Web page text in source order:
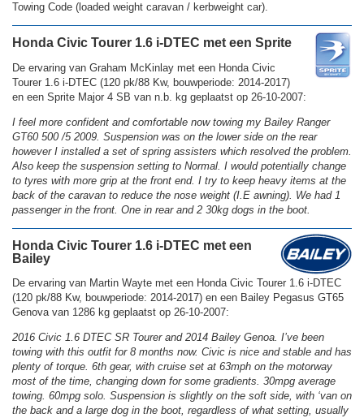
Towing Code (loaded weight caravan / kerbweight car).
Honda Civic Tourer 1.6 i-DTEC met een Sprite
De ervaring van Graham McKinlay met een Honda Civic
Tourer 1.6 i-DTEC (120 pk/88 Kw, bouwperiode: 2014-2017)
en een Sprite Major 4 SB van n.b. kg geplaatst op 26-10-2007:
I feel more confident and comfortable now towing my Bailey Ranger
GT60 500 /5 2009. Suspension was on the lower side on the rear
however I installed a set of spring assisters which resolved the problem.
Also keep the suspension setting to Normal. I would potentially change
to tyres with more grip at the front end. I try to keep heavy items at the
back of the caravan to reduce the nose weight (I.E awning). We had 1
passenger in the front. One in rear and 2 30kg dogs in the boot.
Honda Civic Tourer 1.6 i-DTEC met een
Bailey
De ervaring van Martin Wayte met een Honda Civic Tourer 1.6 i-DTEC
(120 pk/88 Kw, bouwperiode: 2014-2017) en een Bailey Pegasus GT65
Genova van 1286 kg geplaatst op 26-10-2007:
2016 Civic 1.6 DTEC SR Tourer and 2014 Bailey Genoa. I’ve been
towing with this outfit for 8 months now. Civic is nice and stable and has
plenty of torque. 6th gear, with cruise set at 63mph on the motorway
most of the time, changing down for some gradients. 30mpg average
towing. 60mpg solo. Suspension is slightly on the soft side, with ‘van on
the back and a large dog in the boot, regardless of what setting, usually